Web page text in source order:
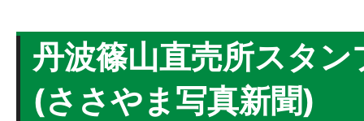
丹波篠山直売所スタ
(ささやま写真新聞)